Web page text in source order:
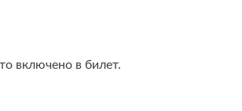
включено в билет.